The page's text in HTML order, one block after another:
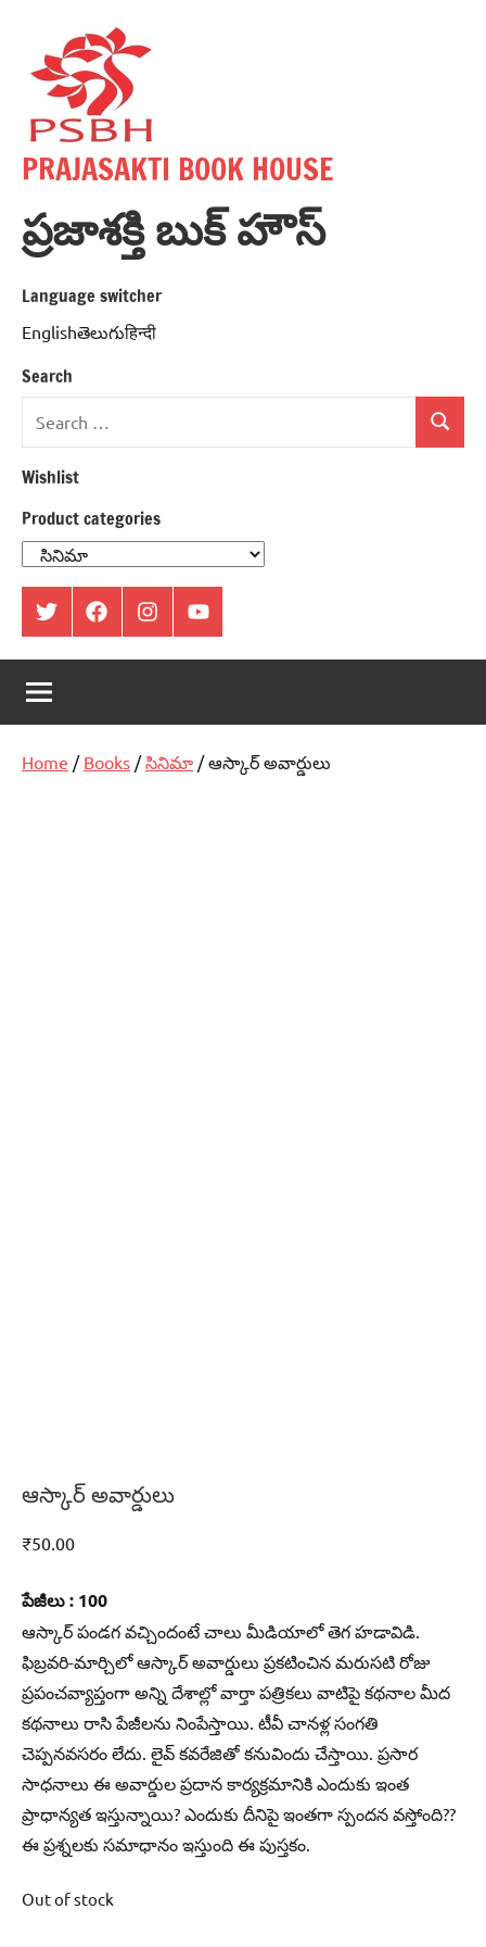
content
PRAJASAKTI BOOK HOUSE
ప్రజాశక్తి బుక్ హౌస్
Language switcher
Englishతెలుగుहिन्दी
Search
Search
for:
Search
Wishlist
Product categories
ట్విట్టర్
ఫేస్
బుక్
ఇంస్టాగ్రామ్యూట్యూబ్
Home / Books /సినిమా / ఆస్కార్‌ అవార్డులు
ఆస్కార్‌ అవార్డులు
₹50.00
పేజీలు : 100
ఆస్కార్‌ పండగ వచ్చిందంటే చాలు మీడియాలో తెగ హడావిడి.
ఫిబ్రవరి-మార్చిలో ఆస్కార్‌ అవార్డులు ప్రకటించిన మరుసటి రోజు
ప్రపంచవ్యాప్తంగా అన్ని దేశాల్లో వార్తా పత్రికలు వాటిపై కథనాల మీద
కథనాలు రాసి పేజీలను నింపేస్తాయి. టీవీ చానళ్ల సంగతి
చెప్పనవసరం లేదు. లైవ్‌ కవరేజితో కనువిందు చేస్తాయి. ప్రసార
సాధనాలు ఈ అవార్డుల ప్రదాన కార్యక్రమానికి ఎందుకు ఇంత
ప్రాధాన్యత ఇస్తున్నాయి? ఎందుకు దీనిపై ఇంతగా స్పందన వస్తోంది??
ఈ ప్రశ్నలకు సమాధానం ఇస్తుంది ఈ పుస్తకం.
Out of stock